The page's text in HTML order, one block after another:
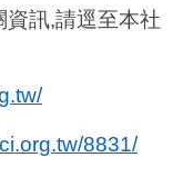
訊,請逕至本社
8831/